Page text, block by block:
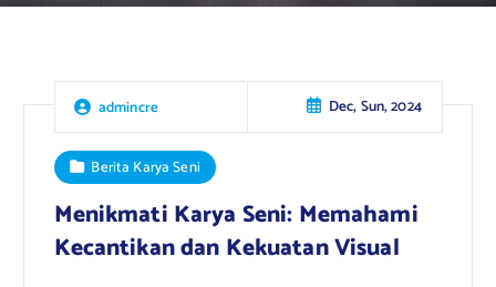
admincre Dec, Sun, 2024
Berita Karya Seni
Menikmati Karya Seni: Memahami
Kecantikan dan Kekuatan Visual